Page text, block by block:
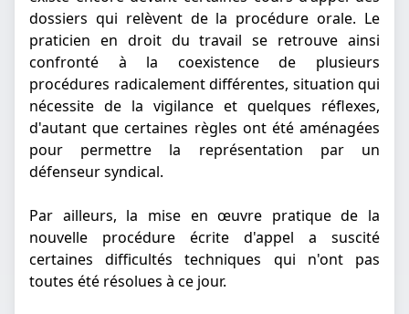
dossiers qui relèvent de la procédure orale. Le
praticien en droit du travail se retrouve ainsi
confronté à la coexistence de plusieurs
procédures radicalement différentes, situation qui
nécessite de la vigilance et quelques réflexes,
d'autant que certaines règles ont été aménagées
pour permettre la représentation par un
défenseur syndical.
Par ailleurs, la mise en œuvre pratique de la
nouvelle procédure écrite d'appel a suscité
certaines difficultés techniques qui n'ont pas
toutes été résolues à ce jour.